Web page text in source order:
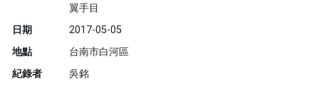
翼手目
日期
2017-05-05
地點
台南市白河區
紀錄者
吳銘